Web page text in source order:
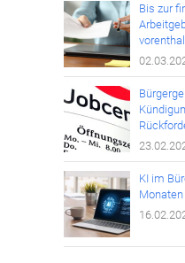
Bis zur
KI im